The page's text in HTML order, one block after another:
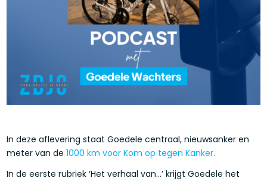
In deze aflevering staat Goedele centraal, nieuwsanker en
meter van de1000 km voor Kom op tegen Kanker.
In de eerste rubriek ‘Het verhaal van…’ krijgt Goedele het